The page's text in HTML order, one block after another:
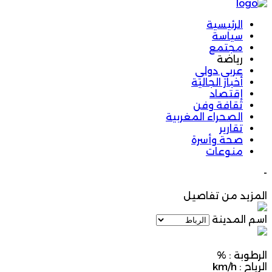
الرئيسية
سياسة
مجتمع
رياضة
عربي دولي
أخبار الجالية
إقتصاد
ثقافة وفن
الصحراء المغربية
تقارير
صحة وأسرة
منوعات
-
المزيد من تفاصيل
اسم المدينة
الرطوبة : %
الرياح : km/h